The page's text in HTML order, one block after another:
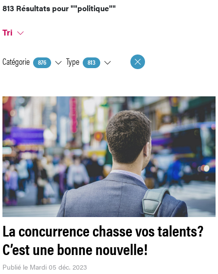
813 Résultats pour""politique""
Tri
Catégorie 876 Type 813
La concurrence chasse vos talents?
C’est une bonne nouvelle!
Publié le Mardi 05 déc. 2023